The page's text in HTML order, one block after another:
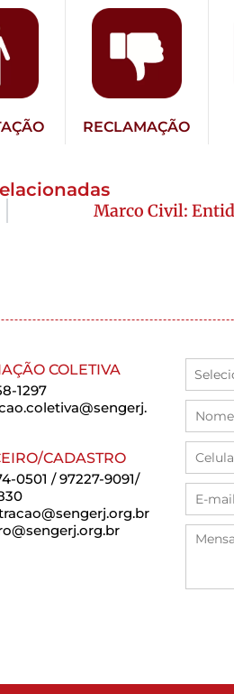
RECLAMAÇÃO
Marco Civil:
COLETIVA
1297
CADASTRO
0501 / 97227-9091/